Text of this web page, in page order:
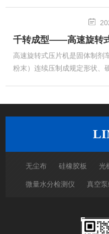
典旋转压制原理的基础上，通
提升单冲最大压力（常达80kN
模具装夹空间，满足大产量与
药、化工、冶金及饲料添加剂
高速旋转式压片机是固体制剂
粉末）连续压制成规定形状、
型生产能力可达每小时数万至
冲、33冲、37冲、45冲、55
高），广泛用于大规模工业化
无尘布 硅橡胶板 光
微量水分检测仪 真空